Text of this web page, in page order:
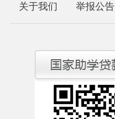
关于我们 举报公告